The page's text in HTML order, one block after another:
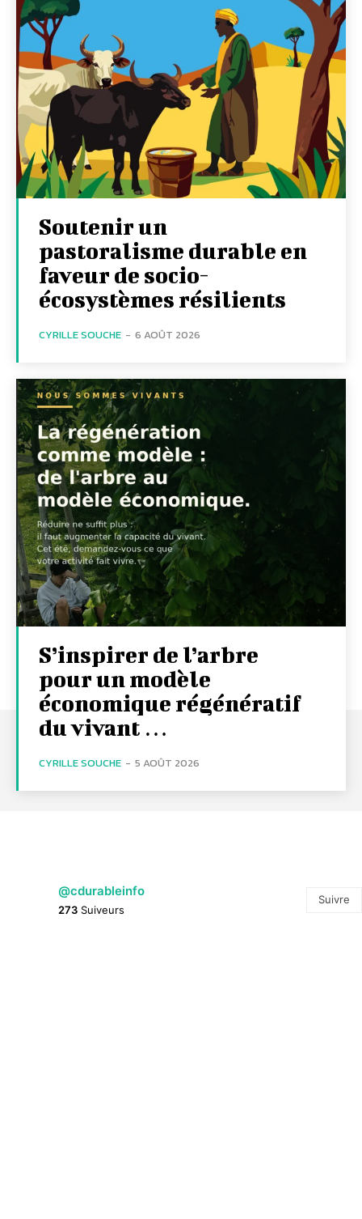
Soutenir un
pastoralisme durable en
faveur de socio-
écosystèmes résilients
CYRILLE SOUCHE - 6 AOÛT 2026
S’inspirer de l’arbre
pour un modèle
économique régénératif
du vivant …
CYRILLE SOUCHE - 5 AOÛT 2026
@cdurableinfo
273 Suiveurs
Suivre